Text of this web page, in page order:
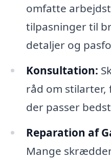
omfatte
tilpasninger til
detaljer og
Konsultation:
råd om stilarter,
der passer
Reparation af
Mange